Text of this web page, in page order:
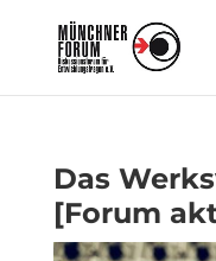
Das
[Forum